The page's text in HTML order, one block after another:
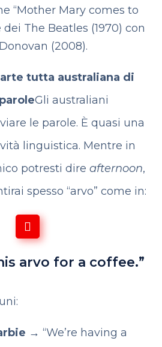
“Mother Mary comes to
dei The Beatles (1970) con
(2008).
tutta australiana di
Gli australiani
le parole. È quasi una
linguistica. Mentre in
potresti dire afternoon,
spesso “arvo” come in:
arvo for a coffee.”
→ “We’re having a